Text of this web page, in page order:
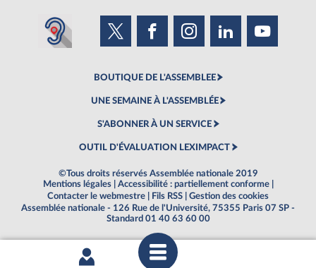
BOUTIQUE DE L'ASSEMBLEE
UNE SEMAINE À L'ASSEMBLÉE
S'ABONNER À UN SERVICE
OUTIL D'ÉVALUATION LEXIMPACT
©Tous droits réservés Assemblée nationale 2019
Mentions légales
Accessibilité : partiellement conforme
Contacter le webmestre
Fils RSS
Gestion des cookies
Assemblée nationale - 126 Rue de l'Université, 75355 Paris 07 SP -
Standard 01 40 63 60 00